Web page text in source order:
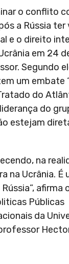
o conflito
a Rússia ter
e o direito
em 24
Segundo
um embate
do
do
estejam
na
na Ucrânia. É
afirma
Públicas
da